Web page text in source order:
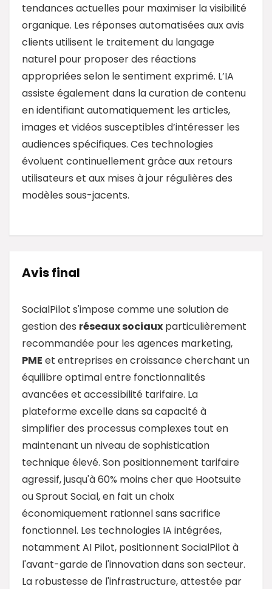
tendances actuelles pour maximiser la visibilité
organique. Les réponses automatisées aux avis
clients utilisent le traitement du langage
naturel pour proposer des réactions
appropriées selon le sentiment exprimé. L’IA
assiste également dans la curation de contenu
en identifiant automatiquement les articles,
images et vidéos susceptibles d’intéresser les
audiences spécifiques. Ces technologies
évoluent continuellement grâce aux retours
utilisateurs et aux mises à jour régulières des
modèles sous-jacents.
Avis final
SocialPilot s'impose comme une solution de
gestion des réseaux sociaux particulièrement
recommandée pour les agences marketing,
PME et entreprises en croissance cherchant un
équilibre optimal entre fonctionnalités
avancées et accessibilité tarifaire. La
plateforme excelle dans sa capacité à
simplifier des processus complexes tout en
maintenant un niveau de sophistication
technique élevé. Son positionnement tarifaire
agressif, jusqu'à 60% moins cher que Hootsuite
ou Sprout Social, en fait un choix
économiquement rationnel sans sacrifice
fonctionnel. Les technologies IA intégrées,
notamment AI Pilot, positionnent SocialPilot à
l'avant-garde de l'innovation dans son secteur.
La robustesse de l'infrastructure, attestée par